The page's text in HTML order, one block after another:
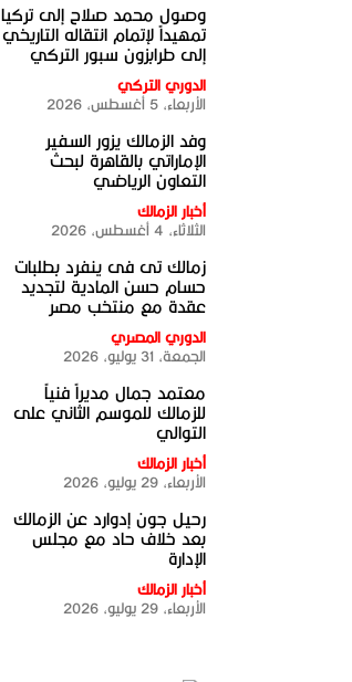
وصول محمد صلاح إلى تركيا
تمهيداً لإتمام انتقاله التاريخي
إلى طرابزون سبور التركي
الدوري التركي
الأربعاء، 5 أغسطس، 2026
وفد الزمالك يزور السفير
الإماراتي بالقاهرة لبحث
التعاون الرياضي
أخبار الزمالك
الثلاثاء، 4 أغسطس، 2026
زمالك تى فى ينفرد بطلبات
حسام حسن المادية لتجديد
عقدة مع منتخب مصر
الدوري المصري
الجمعة، 31 يوليو، 2026
معتمد جمال مديراً فنياً
للزمالك للموسم الثاني على
التوالي
أخبار الزمالك
الأربعاء، 29 يوليو، 2026
رحيل جون إدوارد عن الزمالك
بعد خلاف حاد مع مجلس
الإدارة
أخبار الزمالك
الأربعاء، 29 يوليو، 2026